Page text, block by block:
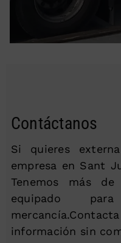
Contáctanos
Si quieres
empresa en Sant
Tenemos más
equipado
información sin